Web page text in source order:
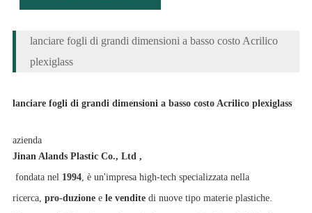
lanciare fogli di grandi dimensioni a basso costo Acrilico
plexiglass
lanciare fogli di grandi dimensioni a basso costo Acrilico plexiglass
azienda
Jinan Alands Plastic Co., Ltd,
fondata nel 1994, è un'impresa high-tech specializzata nella
ricerca, pro-duzionee le venditedi nuove tipo materie plastiche.